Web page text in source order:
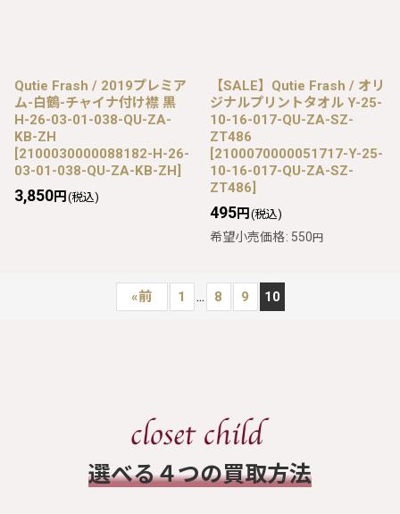
Qutie Frash / 2019プレミア
ム-白鶴-チャイナ付け襟 黒
H-26-03-01-038-QU-ZA-
KB-ZH
[2100030000088182-H-26-
03-01-038-QU-ZA-KB-ZH]
3,850円 (税込)
【SALE】Qutie Frash / オリ
ジナルプリントタオル Y-25-
10-16-017-QU-ZA-SZ-
ZT486
[2100070000051717-Y-25-
10-16-017-QU-ZA-SZ-
ZT486]
495円 (税込)
希望小売価格: 550円
«前 1 ... 8 9 10
​選べる４つの買取方法